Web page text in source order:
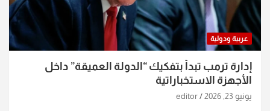
عربية ودولية
إدارة ترمب تبدأ بتفكيك “الدولة العميقة” داخل
الأجهزة الاستخباراتية
يونيو 23, 2026 editor